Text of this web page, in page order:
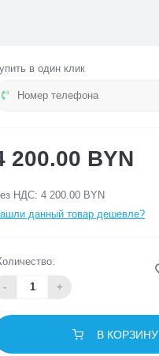
в один клик
200.00 BYN
НДС: 4 200.00 BYN
данный товар дешевле?
- +
В КОРЗИНУ